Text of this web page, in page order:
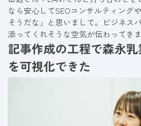
なら安心してSEOコンサルティング
そうだな」と思いまして。ビジネス
添ってくれそうな空気が伝わってきま
記事作成の工程で森永
を可視化できた